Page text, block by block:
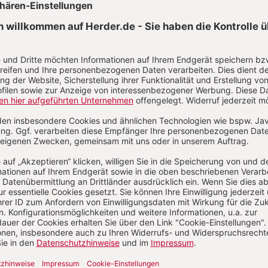
AKTUELLE HEFTE
2026
: 2026
31/2026
:
2. August 2026
30/
26. Juli